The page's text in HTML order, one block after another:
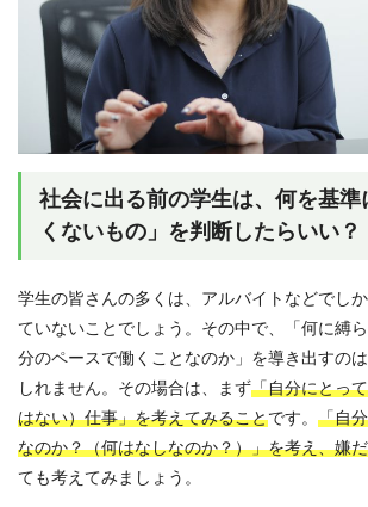
社会に出る前の学生は、何を基準
くないもの」を判断したらいい？
学生の皆さんの多くは、アルバイトなどでし
ていないことでしょう。その中で、「何に縛
分のペースで働くことなのか」を導き出すの
しれません。その場合は、まず「自分にとっ
はない）仕事」を考えてみることです。 「自
なのか？（何はなしなのか？）」を考え、嫌
ても考えてみましょう。